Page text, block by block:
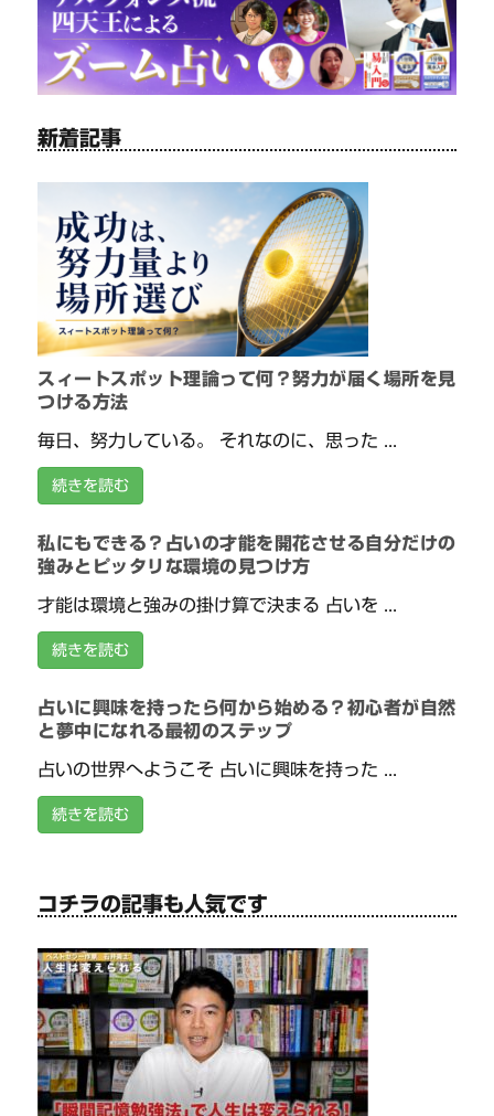
新着記事
スィートスポット理論って何？努力が届く場所を見
つける方法
毎日、努力している。 それなのに、思った ...
続きを読む
私にもできる？占いの才能を開花させる自分だけの
強みとピッタリな環境の見つけ方
才能は環境と強みの掛け算で決まる 占いを ...
続きを読む
占いに興味を持ったら何から始める？初心者が自然
と夢中になれる最初のステップ
占いの世界へようこそ 占いに興味を持った ...
続きを読む
コチラの記事も人気です